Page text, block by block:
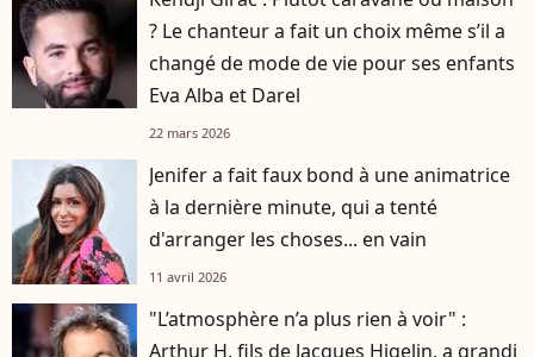
? Le chanteur a fait un choix même s’il a
changé de mode de vie pour ses enfants
Eva Alba et Darel
22 mars 2026
Jenifer a fait faux bond à une animatrice
à la dernière minute, qui a tenté
d'arranger les choses... en vain
11 avril 2026
"L’atmosphère n’a plus rien à voir" :
Arthur H, fils de Jacques Higelin, a grandi